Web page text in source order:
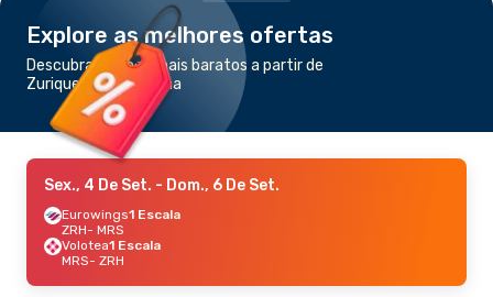
Explore as melhores ofertas
Descubra os voos mais baratos a partir de
Zurique para Marselha
Sex., 4 De Set. - Dom., 6 De Set.
Eurowings1 Escala
ZRH- MRS
Volotea1 Escala
MRS- ZRH